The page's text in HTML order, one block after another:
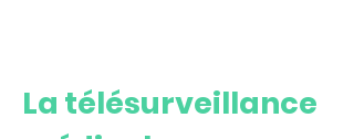
La télésurveillance